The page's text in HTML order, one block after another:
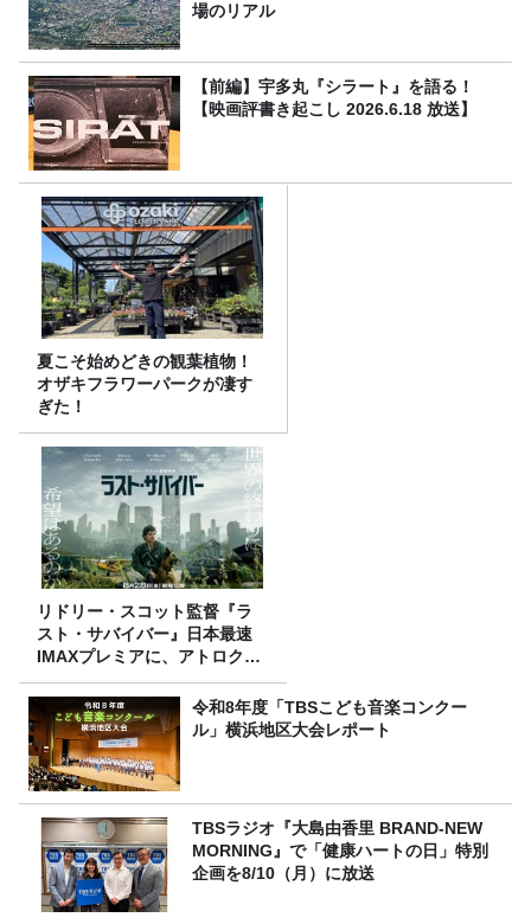
場のリアル
【前編】宇多丸『シラート』を語る！
【映画評書き起こし 2026.6.18 放送】
夏こそ始めどきの観葉植物！
オザキフラワーパークが凄す
ぎた！
リドリー・スコット監督『ラ
スト・サバイバー』日本最速
IMAXプレミアに、アトロクリ
スナー60名をご招待！
令和8年度「TBSこども音楽コンクー
ル」横浜地区大会レポート
TBSラジオ『大島由香里 BRAND-NEW
MORNING』で「健康ハートの日」特別
企画を8/10（月）に放送